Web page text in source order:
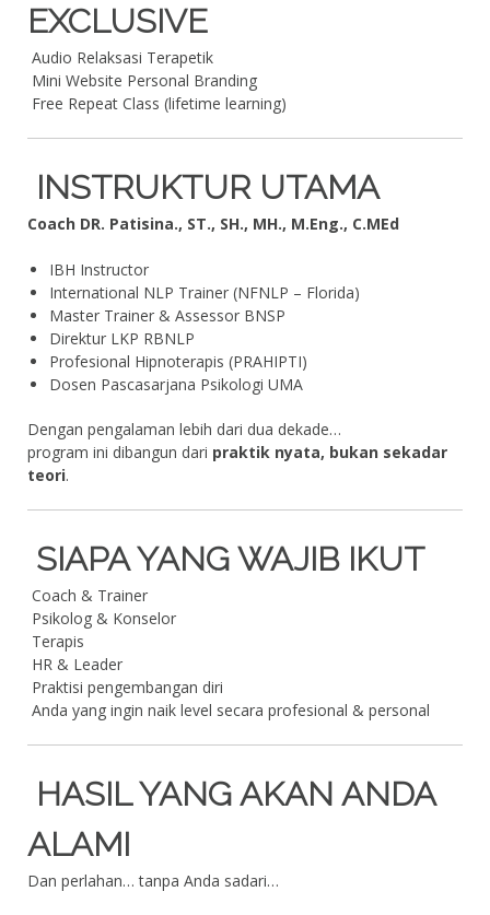
EXCLUSIVE
Audio Relaksasi Terapetik
Mini Website Personal Branding
Free Repeat Class (lifetime learning)
INSTRUKTUR UTAMA
Coach DR. Patisina., ST., SH., MH., M.Eng., C.MEd
IBH Instructor
International NLP Trainer (NFNLP – Florida)
Master Trainer & Assessor BNSP
Direktur LKP RBNLP
Profesional Hipnoterapis (PRAHIPTI)
Dosen Pascasarjana Psikologi UMA
Dengan pengalaman lebih dari dua dekade…
program ini dibangun dari praktik nyata, bukan sekadar
teori.
SIAPA YANG WAJIB IKUT
Coach & Trainer
Psikolog & Konselor
Terapis
HR & Leader
Praktisi pengembangan diri
Anda yang ingin naik level secara profesional & personal
HASIL YANG AKAN ANDA
ALAMI
Dan perlahan… tanpa Anda sadari…